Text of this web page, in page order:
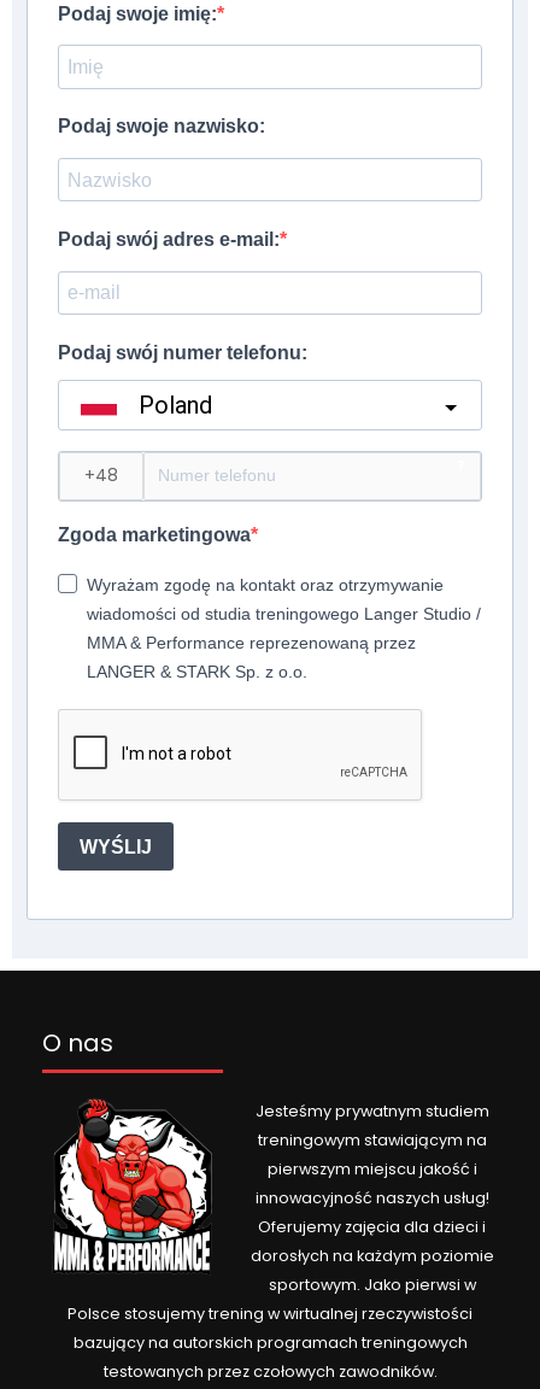
Podaj swoje imię:
Podaj swoje nazwisko:
Podaj swój adres e-mail:
Podaj swój numer telefonu:
Poland
Zgoda marketingowa
Wyrażam zgodę na kontakt oraz otrzymywanie
wiadomości od studia treningowego Langer Studio /
MMA & Performance reprezenowaną przez
LANGER & STARK Sp. z o.o.
WYŚLIJ
O nas
Jesteśmy prywatnym studiem
treningowym stawiającym na
pierwszym miejscu jakość i
innowacyjność naszych usług!
Oferujemy zajęcia dla dzieci i
dorosłych na każdym poziomie
sportowym. Jako pierwsi w
Polsce stosujemy trening w wirtualnej rzeczywistości
bazujący na autorskich programach treningowych
testowanych przez czołowych zawodników.